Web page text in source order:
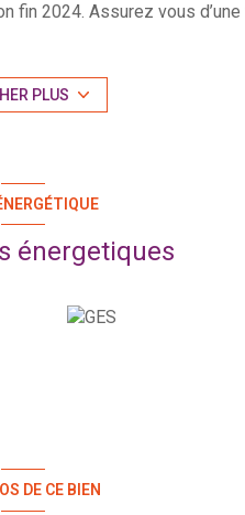
fin 2024. Assurez vous
PLUS
énergetiques
DE CE BIEN